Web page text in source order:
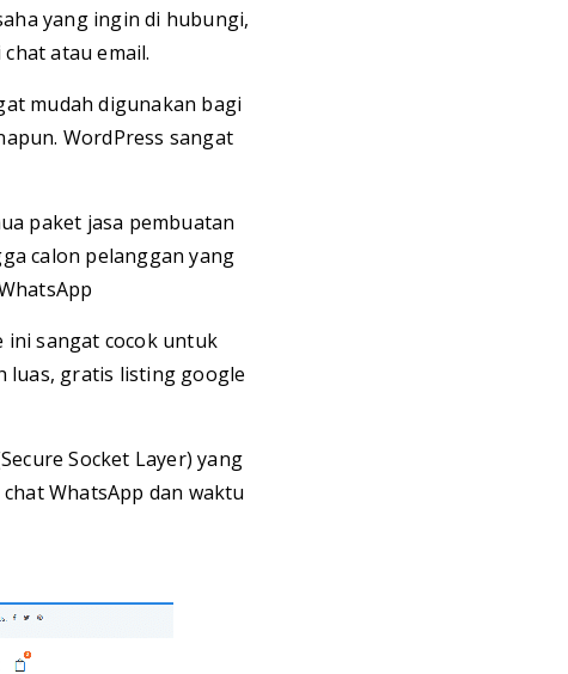
yang ingin di hubungi,
atau email.
mudah digunakan bagi
WordPress sangat
paket jasa pembuatan
calon pelanggan yang
ini sangat cocok untuk
luas, gratis listing google
Socket Layer) yang
WhatsApp dan waktu